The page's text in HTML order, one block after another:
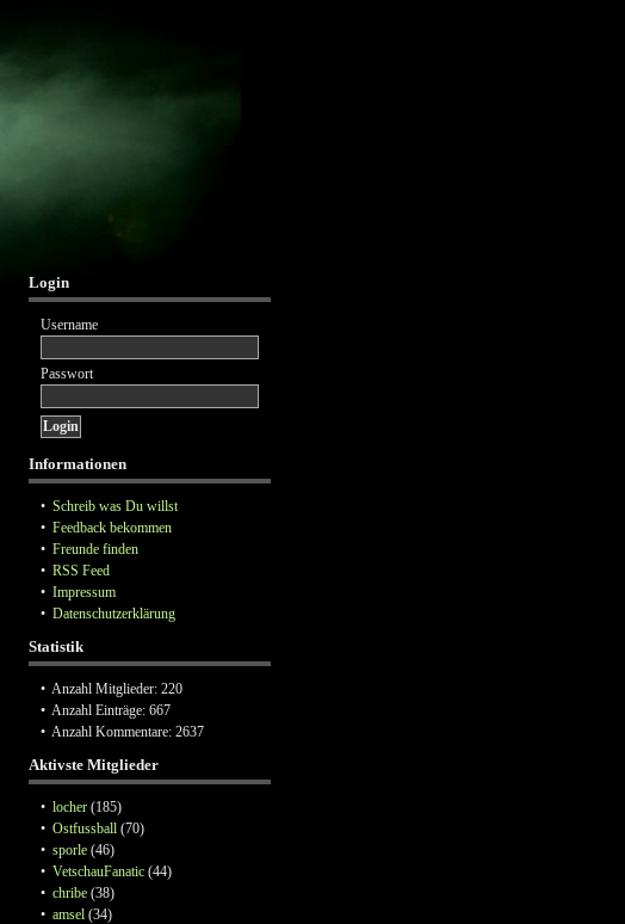
Login
Username
Passwort
Informationen
• Schreib was Du willst
• Feedback bekommen
• Freunde finden
• RSS Feed
• Impressum
• Datenschutzerklärung
Statistik
• Anzahl Mitglieder: 220
• Anzahl Einträge: 667
• Anzahl Kommentare: 2637
Aktivste Mitglieder
• locher(185)
• Ostfussball(70)
• sporle(46)
• VetschauFanatic(44)
• chribe(38)
• amsel(34)